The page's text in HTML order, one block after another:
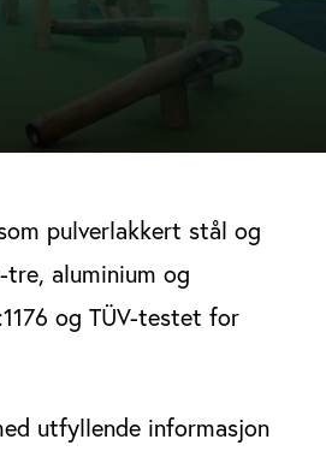
pulverlakkert stål og
aluminium og
og TÜV-testet for
utfyllende informasjon